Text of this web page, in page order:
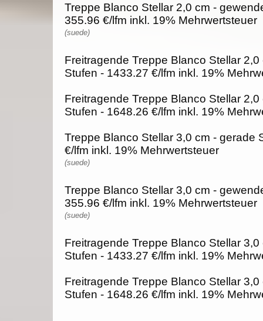
Treppe Blanco Stellar 2,0 cm -
355.96 €/lfm inkl. 19% Mehrwertsteuer
(suede)
Freitragende Treppe Blanco Stellar
Stufen - 1433.27 €/lfm inkl. 19%
Freitragende Treppe Blanco Stellar
Stufen - 1648.26 €/lfm inkl. 19%
Treppe Blanco Stellar 3,0 cm - gerade
€/lfm inkl. 19% Mehrwertsteuer
(suede)
Treppe Blanco Stellar 3,0 cm -
355.96 €/lfm inkl. 19% Mehrwertsteuer
(suede)
Freitragende Treppe Blanco Stellar
Stufen - 1433.27 €/lfm inkl. 19%
Freitragende Treppe Blanco Stellar
Stufen - 1648.26 €/lfm inkl. 19%